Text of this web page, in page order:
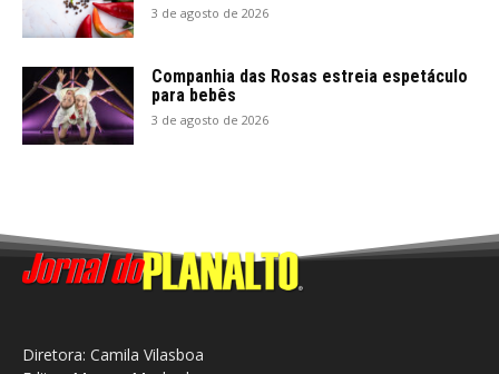
3 de agosto de 2026
Companhia das Rosas estreia espetáculo
para bebês
3 de agosto de 2026
Diretora: Camila Vilasboa